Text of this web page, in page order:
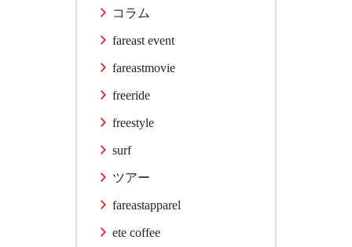
コラム
fareast event
fareastmovie
freeride
freestyle
surf
ツアー
fareastapparel
ete coffee